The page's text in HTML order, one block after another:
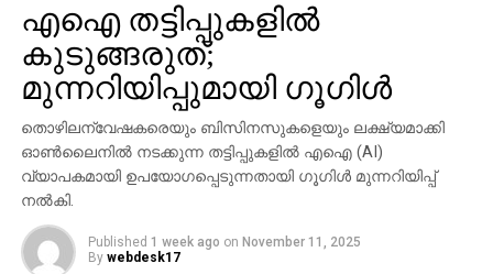
എഐ തട്ടിപ്പുകളില്‍
കുടുങ്ങരുത്;
മുന്നറിയിപ്പുമായി ഗൂഗിള്‍
തൊഴിലന്വേഷകരെയും ബിസിനസുകളെയും ലക്ഷ്യമാക്കി
ഓണ്‍ലൈനില്‍ നടക്കുന്ന തട്ടിപ്പുകളില്‍ എഐ (AI)
വ്യാപകമായി ഉപയോഗപ്പെടുന്നതായി ഗൂഗിള്‍ മുന്നറിയിപ്പ്
നല്‍കി.
Published 1 week ago on November 11, 2025
By webdesk17